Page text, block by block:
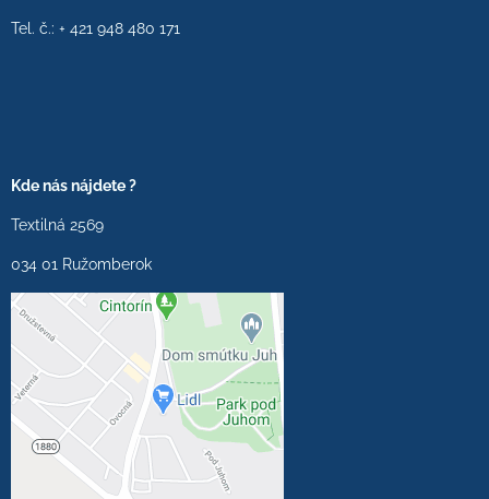
Tel. č.: + 421 948 480 171
Kde nás nájdete ?
Textilná 2569
034 01 Ružomberok
Externý obsah je
blokovaný Voľbami
súkromia
Prajete si načítať externý
obsah?